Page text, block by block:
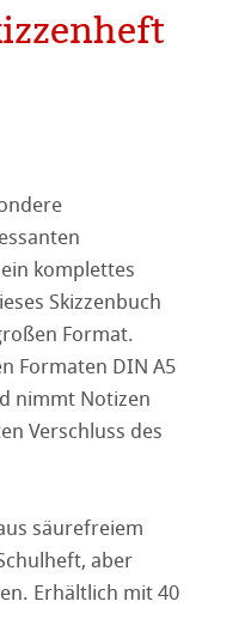
komplettes
Skizzenbuch
Format.
Formaten DIN A5
nimmt Notizen
Verschluss des
säurefreiem
aber
Erhältlich mit 40